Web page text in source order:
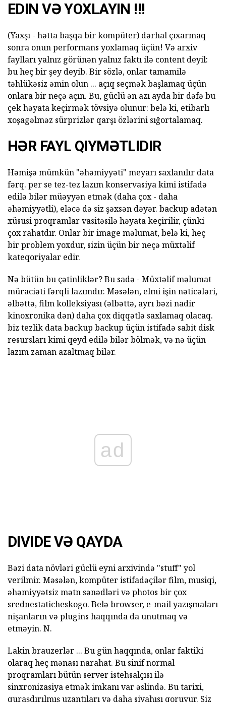
EDIN VƏ YOXLAYIN !!!
(Yaxşı - hətta başqa bir kompüter) dərhal çıxarmaq
sonra onun performans yoxlamaq üçün! Və arxiv
faylları yalnız görünən yalnız faktı ilə content deyil:
bu heç bir şey deyib. Bir sözlə, onlar tamamilə
təhlükəsiz əmin olun ... açıq seçmək başlamaq üçün
onlara bir neçə açın. Bu, güclü ən azı ayda bir dəfə bu
çek həyata keçirmək tövsiyə olunur: belə ki, etibarlı
xoşagəlməz sürprizlər qarşı özlərini sığortalamaq.
HƏR FAYL QIYMƏTLIDIR
Həmişə mümkün "əhəmiyyəti" meyarı saxlanılır data
fərq. per se tez-tez lazım konservasiya kimi istifadə
edilə bilər müəyyən etmək (daha çox - daha
əhəmiyyətli), eləcə də siz şəxsən dəyər. backup adətən
xüsusi proqramlar vasitəsilə həyata keçirilir, çünki
çox rahatdır. Onlar bir image məlumat, belə ki, heç
bir problem yoxdur, sizin üçün bir neçə müxtəlif
kateqoriyalar edir.
Nə bütün bu çətinliklər? Bu sadə - Müxtəlif məlumat
müraciəti fərqli lazımdır. Məsələn, elmi işin nəticələri,
əlbəttə, film kolleksiyası (əlbəttə, ayrı bəzi nadir
kinoxronika dən) daha çox diqqətlə saxlamaq olacaq.
biz tezlik data backup backup üçün istifadə sabit disk
resursları kimi qeyd edilə bilər bölmək, və nə üçün
lazım zaman azaltmaq bilər.
ad
DIVIDE VƏ QAYDA
Bəzi data növləri güclü eyni arxivində "stuff" yol
verilmir. Məsələn, kompüter istifadəçilər film, musiqi,
əhəmiyyətsiz mətn sənədləri və photos bir çox
srednestaticheskogo. Belə browser, e-mail yazışmaları
nişanların və plugins haqqında da unutmaq və
etməyin. N.
Lakin brauzerlər ... Bu gün haqqında, onlar faktiki
olaraq heç mənası narahat. Bu sinif normal
proqramları bütün server istehsalçısı ilə
sinxronizasiya etmək imkanı var əslində. Bu tarixi,
quraşdırılmış uzantıları və daha siyahısı qoruyur. Siz